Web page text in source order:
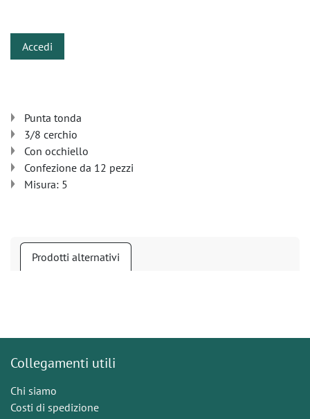
Accedi
Punta tonda
3/8 cerchio
Con occhiello
Confezione da 12 pezzi
Misura: 5
Prodotti alternativi
Collegamenti utili
Chi siamo
Costi di spedizione